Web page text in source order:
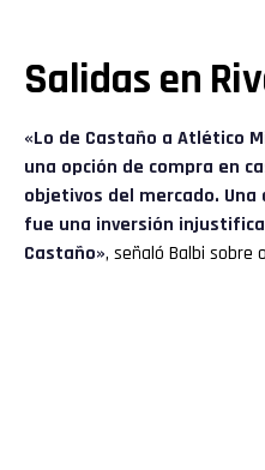
Salidas en
«Lo de Castaño a Atlético
una opción de compra en
objetivos del mercado. Una
fue una inversión
Castaño», señaló Balbi sobre